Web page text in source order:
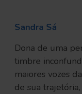
Sandra Sá
Dona de uma
timbre
maiores vozes
de sua